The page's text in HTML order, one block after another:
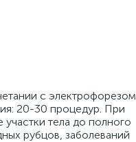
с электрофорезом
20-30 процедур. При
тела до полного
рубцов, заболеваний